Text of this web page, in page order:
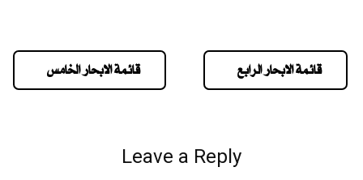
قائمة الابحار الخامس قائمة الابحار الرابع
Leave a Reply